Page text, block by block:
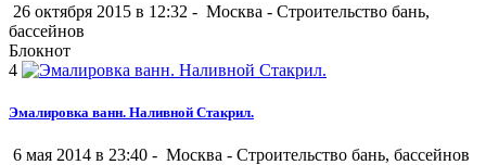
26 октября 2015 в 12:32 - Москва - Строительство бань,
бассейнов
Блокнот
4
Эмалировка ванн. Наливной Стакрил.
6 мая 2014 в 23:40 - Москва - Строительство бань, бассейнов